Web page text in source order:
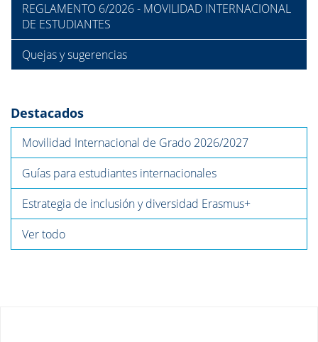
REGLAMENTO 6/2026 - MOVILIDAD INTERNACIONAL
DE ESTUDIANTES
Quejas y sugerencias
Destacados
Movilidad Internacional de Grado 2026/2027
Guías para estudiantes internacionales
Estrategia de inclusión y diversidad Erasmus+
Ver todo